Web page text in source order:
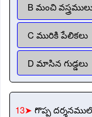
B మంచి
C మురికి పేలికలు
D మాసిన గుడ్డలు
13➤ గొప్ప